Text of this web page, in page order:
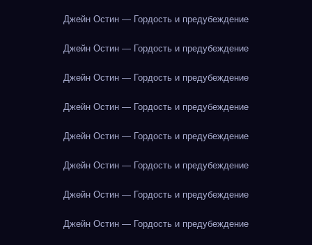
Джейн Остин — Гордость и предубеждение
Джейн Остин — Гордость и предубеждение
Джейн Остин — Гордость и предубеждение
Джейн Остин — Гордость и предубеждение
Джейн Остин — Гордость и предубеждение
Джейн Остин — Гордость и предубеждение
Джейн Остин — Гордость и предубеждение
Джейн Остин — Гордость и предубеждение